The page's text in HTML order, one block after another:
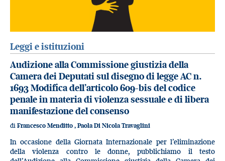
Leggi e istituzioni
Audizione alla Commissione giustizia della
Camera dei Deputati sul disegno di legge AC n.
1693 Modifica dell’articolo 609-bis del codice
penale in materia di violenza sessuale e di libera
manifestazione del consenso
di Francesco Menditto , Paola Di Nicola Travaglini
In occasione della Giornata Internazionale per l’eliminazione
della violenza contro le donne, pubblichiamo il testo